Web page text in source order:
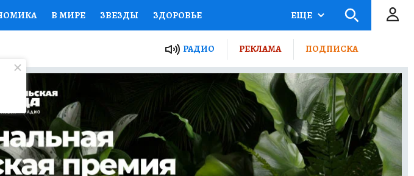
В МИРЕ ЗВЕЗДЫ ЗДОРОВЬЕ
НАЦИОНАЛЬНЫЕ ПРОЕКТЫ РОССИИ
СЕМЬЯ ЖЕНСКИЕ СЕКРЕТЫ ПУТЕВОДИТЕЛЬ
СПЕЦПРОЕКТЫ ДЕФИЦИТ ЖЕЛЕЗА ТУРИЗМ
РАБОТА У НАС ГИД ПОТРЕБИТЕЛЯ ВСЕ О КП
ЕЩЕ
РАДИО РЕКЛАМА ПОДПИСКА